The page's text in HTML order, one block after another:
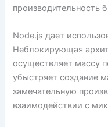
производительность
Node.js дает
Неблокирующая
осуществляет массу
убыстряет создание
замечательную
взаимодействии с